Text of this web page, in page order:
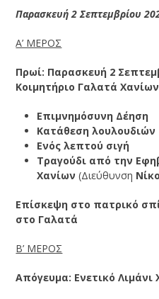
Παρασκευή 2 Σεπτεμβρίου
Α’ ΜΕΡΟΣ
Πρωί: Παρασκευή 2
Κοιμητήριο Γαλατά Χανίων
Επιμνημόσυνη Δέηση
Κατάθεση λουλουδιών
Ενός λεπτού σιγή
Τραγούδι από την
Χανίων (Διεύθυνση
Επίσκεψη στο πατρικό
στο Γαλατά
Β’ ΜΕΡΟΣ
Απόγευμα: Ενετικό Λιμάνι